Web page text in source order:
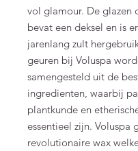
vol glamour. De glazen
bevat een deksel en is
jarenlang zult
geuren bij Voluspa
samengesteld uit de
ingredienten, waarbij
plantkunde en
essentieel zijn. Voluspa
revolutionaire wax